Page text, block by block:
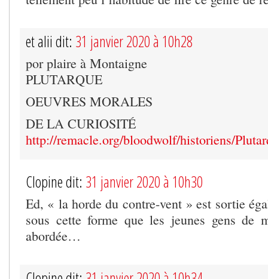
et alii dit: 31 janvier 2020 à 10h28
por plaire à Montaigne
PLUTARQUE
OEUVRES MORALES
DE LA CURIOSITÉ
http://remacle.org/bloodwolf/historiens/
Clopine dit: 31 janvier 2020 à 10h30
Ed, « la horde du contre-vent » est sortie
sous cette forme que les jeunes gens de
abordée…